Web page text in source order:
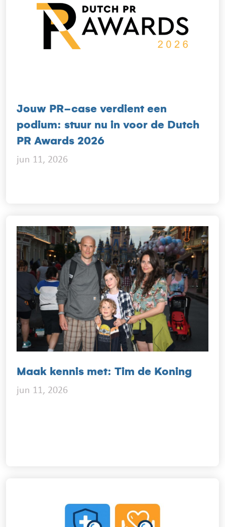
Jouw PR-case verdient een
podium: stuur nu in voor de Dutch
PR Awards 2026
jun 11, 2026
Maak kennis met: Tim de Koning
jun 11, 2026